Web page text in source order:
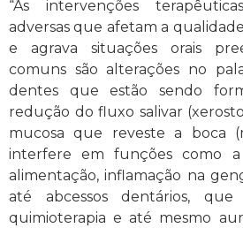
“As intervenções
adversas que afetam a
e agrava situações orais
comuns são alterações no
dentes que estão sendo
redução do fluxo salivar
mucosa que reveste a boca
interfere em funções como a
alimentação, inflamação na
até abcessos dentários,
quimioterapia e até mesmo